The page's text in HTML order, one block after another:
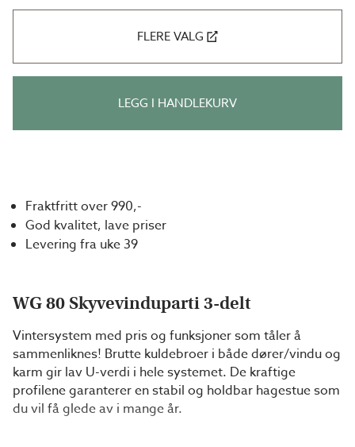
FLERE VALG
LEGG I HANDLEKURV
Fraktfritt over 990,-
God kvalitet, lave priser
Levering fra uke 39
WG 80 Skyvevinduparti 3-delt
Vintersystem med pris og funksjoner som tåler å
sammenliknes! Brutte kuldebroer i både dører/vindu og
karm gir lav U-verdi i hele systemet. De kraftige
profilene garanterer en stabil og holdbar hagestue som
du vil få glede av i mange år.